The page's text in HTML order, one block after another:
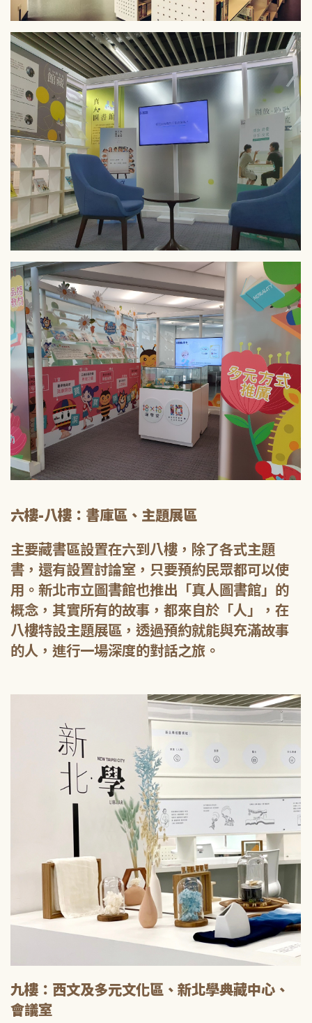
六樓-八樓：書庫區、主題展區
主要藏書區設置在六到八樓，除了各式主題
書，還有設置討論室，只要預約民眾都可以使
用。新北市立圖書館也推出「真人圖書館」的
概念，其實所有的故事，都來自於「人」，在
八樓特設主題展區，透過預約就能與充滿故事
的人，進行一場深度的對話之旅。
九樓：西文及多元文化區、新北學典藏中心、
會議室